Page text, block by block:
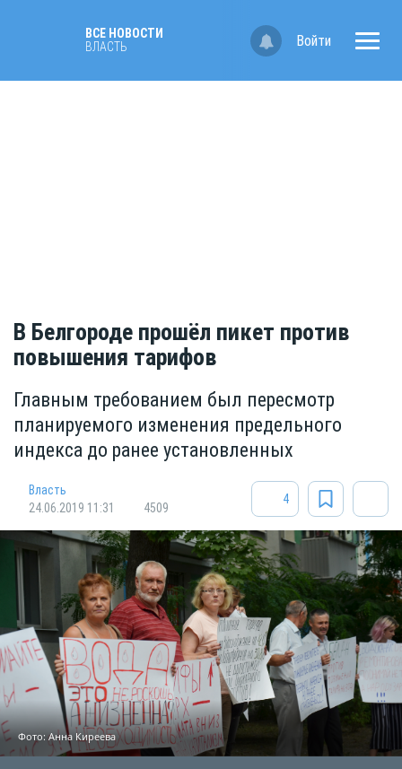
ВСЕ НОВОСТИ
ВЛАСТЬ
Войти
В Белгороде прошёл пикет против
повышения тарифов
Главным требованием был пересмотр
планируемого изменения предельного
индекса до ранее установленных
Власть
24.06.2019 11:31
4509
4
Фото: Анна Киреева